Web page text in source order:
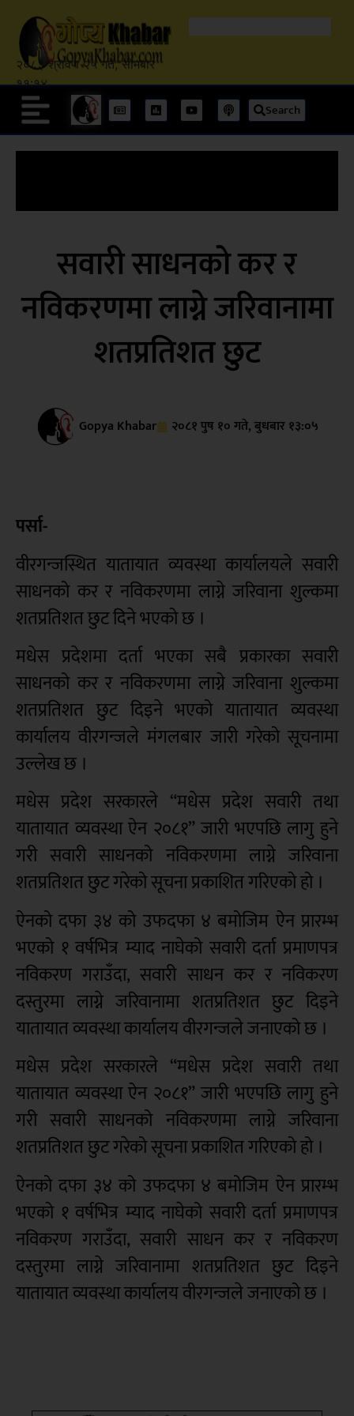
२०८३ श्रावण २५ गते, सोमबार
११:१४
Search
सवारी साधनको कर र
नविकरणमा लाग्ने जरिवानामा
शतप्रतिशत छुट
Gopya Khabar २०८१ पुष १० गते, बुधबार १३:०५
पर्सा-
वीरगन्जस्थित यातायात व्यवस्था कार्यालयले सवारी
साधनको कर र नविकरणमा लाग्ने जरिवाना शुल्कमा
शतप्रतिशत छुट दिने भएको छ ।
मधेस प्रदेशमा दर्ता भएका सबै प्रकारका सवारी
साधनको कर र नविकरणमा लाग्ने जरिवाना शुल्कमा
शतप्रतिशत छुट दिइने भएको यातायात व्यवस्था
कार्यालय वीरगन्जले मंगलबार जारी गरेको सूचनामा
उल्लेख छ ।
मधेस प्रदेश सरकारले “मधेस प्रदेश सवारी तथा
यातायात व्यवस्था ऐन २०८१” जारी भएपछि लागु हुने
गरी सवारी साधनको नविकरणमा लाग्ने जरिवाना
शतप्रतिशत छुट गरेको सूचना प्रकाशित गरिएको हो ।
ऐनको दफा ३४ को उफदफा ४ बमोजिम ऐन प्रारम्भ
भएको १ वर्षभित्र म्याद नाघेको सवारी दर्ता प्रमाणपत्र
नविकरण गराउँदा, सवारी साधन कर र नविकरण
दस्तुरमा लाग्ने जरिवानामा शतप्रतिशत छुट दिइने
यातायात व्यवस्था कार्यालय वीरगन्जले जनाएको छ ।
मधेस प्रदेश सरकारले “मधेस प्रदेश सवारी तथा
यातायात व्यवस्था ऐन २०८१” जारी भएपछि लागु हुने
गरी सवारी साधनको नविकरणमा लाग्ने जरिवाना
शतप्रतिशत छुट गरेको सूचना प्रकाशित गरिएको हो ।
ऐनको दफा ३४ को उफदफा ४ बमोजिम ऐन प्रारम्भ
भएको १ वर्षभित्र म्याद नाघेको सवारी दर्ता प्रमाणपत्र
नविकरण गराउँदा, सवारी साधन कर र नविकरण
दस्तुरमा लाग्ने जरिवानामा शतप्रतिशत छुट दिइने
यातायात व्यवस्था कार्यालय वीरगन्जले जनाएको छ ।